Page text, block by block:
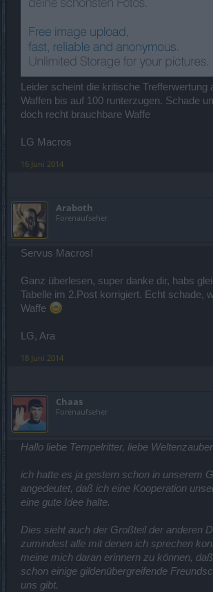
Leider scheint die kritische Trefferwertung
Waffen bis auf 100 runterzugen. Schade
doch recht brauchbare Waffe
LG Macros
16 Juni 2014
Araboth
Forenaufseher
Servus Macros!
Ganz überlesen, super danke dir, habs
Tabelle im 2.Post korrigiert. Echt schade,
Waffe
LG, Ara
18 Juni 2014
Chaas
Forenaufseher
Hallo liebe Tempelritter, liebe
ich hatte es ja gestern schon in unserem
angedeutet, daß ich eine Kooperation
eine gute Idee halte.
Dies sieht auch der Großteil der anderen
zumindest alle mit denen ich sprechen
meine mich daran erinnern zu können,
schon einige gildenübergreifende
uns gibt.